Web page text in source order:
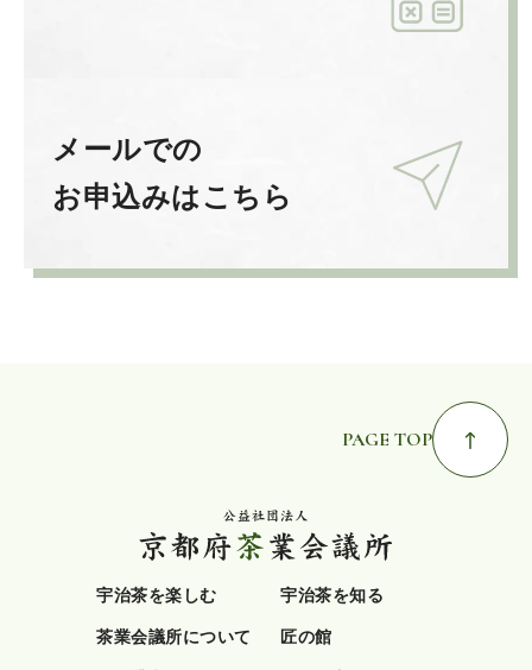
メールでの
お申込みはこちら
宇治茶を楽しむ 宇治茶を知る
茶業会議所について 匠の館
PAGE TOP